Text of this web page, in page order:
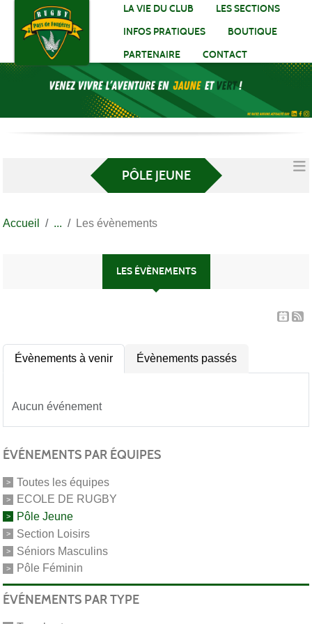
LA VIE DU CLUB
LES SECTIONS
INFOS PRATIQUES
BOUTIQUE
PARTENAIRE
CONTACT
PÔLE JEUNE
Accueil Les évènements
LES ÉVÈNEMENTS
Évènements à venir Évènements passés
Aucun événement
ÉVÉNEMENTS PAR ÉQUIPES
Toutes les équipes
ECOLE DE RUGBY
Pôle Jeune
Section Loisirs
Séniors Masculins
Pôle Féminin
ÉVÉNEMENTS PAR TYPE
Panneau de gestion des cookies